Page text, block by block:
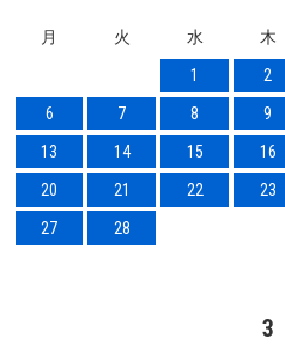
月 火 水 木
1
2
6
7 8 9
13
14 15 16
20
21 22 23
27
28
3